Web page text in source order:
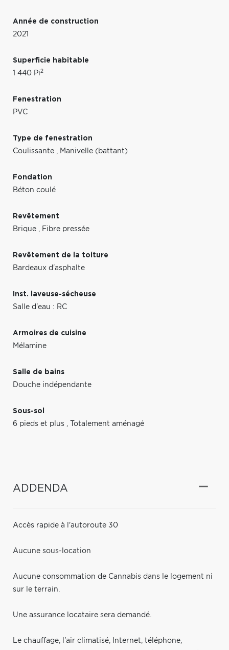
Année de construction
2021
Superficie habitable
1 440 Pi2
Fenestration
PVC
Type de fenestration
Coulissante , Manivelle (battant)
Fondation
Béton coulé
Revêtement
Brique , Fibre pressée
Revêtement de la toiture
Bardeaux d'asphalte
Inst. laveuse-sécheuse
Salle d'eau : RC
Armoires de cuisine
Mélamine
Salle de bains
Douche indépendante
Sous-sol
6 pieds et plus , Totalement aménagé
ADDENDA
Accès rapide à l'autoroute 30
Aucune sous-location
Aucune consommation de Cannabis dans le logement ni
sur le terrain.
Une assurance locataire sera demandé.
Le chauffage, l'air climatisé, Internet, téléphone,